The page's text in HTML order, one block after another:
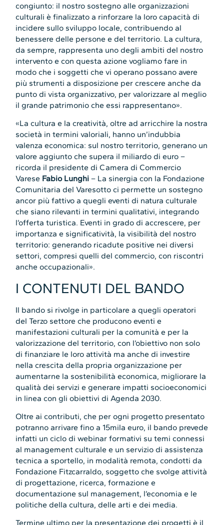
congiunto: il nostro sostegno alle organizzazioni
culturali è finalizzato a rinforzare la loro capacità di
incidere sullo sviluppo locale, contribuendo al
benessere delle persone e del territorio. La cultura,
da sempre, rappresenta uno degli ambiti del nostro
intervento e con questa azione vogliamo fare in
modo che i soggetti che vi operano possano avere
più strumenti a disposizione per crescere anche da
punto di vista organizzativo, per valorizzare al meglio
il grande patrimonio che essi rappresentano».
«La cultura e la creatività, oltre ad arricchire la nostra
società in termini valoriali, hanno un’indubbia
valenza economica: sul nostro territorio, generano un
valore aggiunto che supera il miliardo di euro –
ricorda il presidente di Camera di Commercio
Varese Fabio Lunghi – La sinergia con la Fondazione
Comunitaria del Varesotto ci permette un sostegno
ancor più fattivo a quegli eventi di natura culturale
che siano rilevanti in termini qualitativi, integrando
l’offerta turistica. Eventi in grado di accrescere, per
importanza e significatività, la visibilità del nostro
territorio: generando ricadute positive nei diversi
settori, compresi quelli del commercio, con riscontri
anche occupazionali».
I CONTENUTI DEL BANDO
Il bando si rivolge in particolare a quegli operatori
del Terzo settore che producono eventi e
manifestazioni culturali per la comunità e per la
valorizzazione del territorio, con l’obiettivo non solo
di finanziare le loro attività ma anche di investire
nella crescita della propria organizzazione per
aumentarne la sostenibilità economica, migliorare la
qualità dei servizi e generare impatti socioeconomici
in linea con gli obiettivi di Agenda 2030.
Oltre ai contributi, che per ogni progetto presentato
potranno arrivare fino a 15mila euro, il bando prevede
infatti un ciclo di webinar formativi su temi connessi
al management culturale e un servizio di assistenza
tecnica a sportello, in modalità remota, condotti da
Fondazione Fitzcarraldo, soggetto che svolge attività
di progettazione, ricerca, formazione e
documentazione sul management, l’economia e le
politiche della cultura, delle arti e dei media.
Termine ultimo per la presentazione dei progetti è il